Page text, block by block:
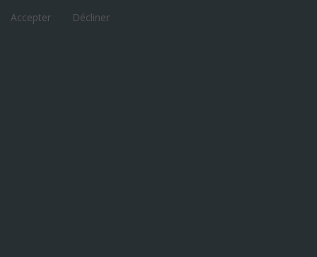
Accepter
Décliner